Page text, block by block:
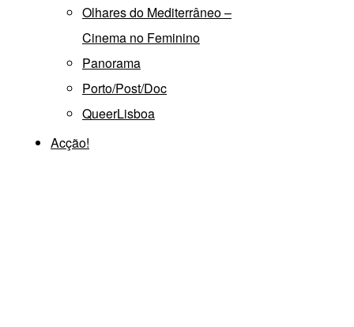
Olhares do Mediterrâneo –
Cinema no Feminino
Panorama
Porto/Post/Doc
QueerLisboa
Acção!